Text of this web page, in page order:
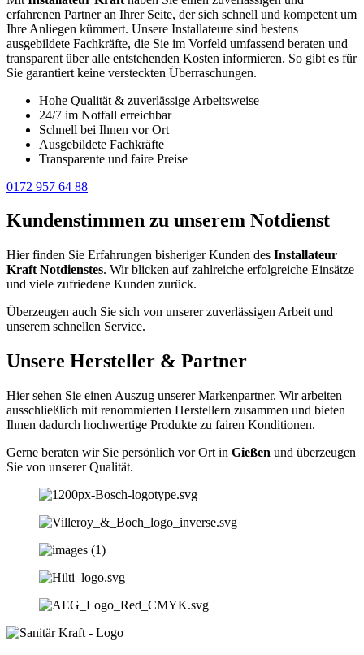
erfahrenen Partner an Ihrer Seite, der sich schnell und kompetent um
Ihre Anliegen kümmert. Unsere Installateure sind bestens
ausgebildete Fachkräfte, die Sie im Vorfeld umfassend beraten und
transparent über alle entstehenden Kosten informieren. So gibt es für
Sie garantiert keine versteckten Überraschungen.
Hohe Qualität & zuverlässige Arbeitsweise
24/7 im Notfall erreichbar
Schnell bei Ihnen vor Ort
Ausgebildete Fachkräfte
Transparente und faire Preise
0172 957 64 88
Kundenstimmen zu unserem Notdienst
Hier finden Sie Erfahrungen bisheriger Kunden des Installateur
Kraft Notdienstes. Wir blicken auf zahlreiche erfolgreiche Einsätze
und viele zufriedene Kunden zurück.
Überzeugen auch Sie sich von unserer zuverlässigen Arbeit und
unserem schnellen Service.
Unsere Hersteller & Partner
Hier sehen Sie einen Auszug unserer Markenpartner. Wir arbeiten
ausschließlich mit renommierten Herstellern zusammen und bieten
Ihnen dadurch hochwertige Produkte zu fairen Konditionen.
Gerne beraten wir Sie persönlich vor Ort in Gießen und überzeugen
Sie von unserer Qualität.